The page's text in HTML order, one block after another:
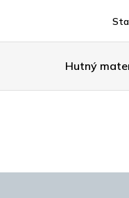
Hutný